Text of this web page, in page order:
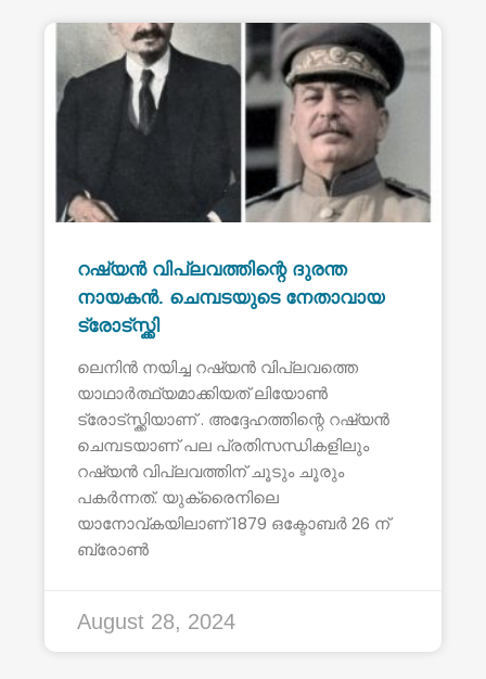
റഷ്യൻ വിപ്ലവത്തിന്റെ ദുരന്ത
നായകൻ. ചെമ്പടയുടെ നേതാവായ
ട്രോട്സ്ക്കി
ലെനിൻ നയിച്ച റഷ്യൻ വിപ്ലവത്തെ
യാഥാർത്ഥ്യമാക്കിയത് ലിയോൺ
ട്രോട്സ്ക്കിയാണ് . അദ്ദേഹത്തിന്റെ റഷ്യൻ
ചെമ്പടയാണ് പല പ്രതിസന്ധികളിലും
റഷ്യൻ വിപ്ലവത്തിന് ചൂടും ചൂരും
പകർന്നത്. യുക്രൈനിലെ
യാനോവ്കയിലാണ് 1879 ഒക്ടോബർ 26 ന്
ബ്രോൺ
August 28, 2024